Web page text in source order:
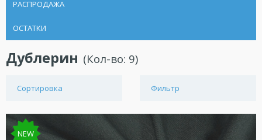
РАСПРОДАЖА
ОСТАТКИ
Дублерин (Кол-во: 9)
Сортировка Фильтр
NEW